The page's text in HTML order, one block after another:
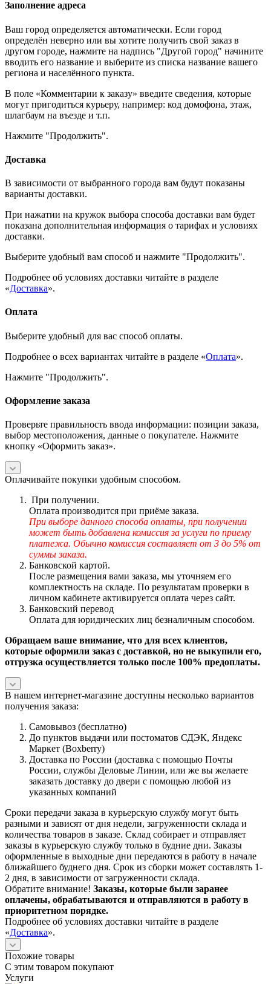
Заполнение адреса
Ваш город определяется автоматически. Если город
определён неверно или вы хотите получить свой заказ в
другом городе, нажмите на надпись "Другой город" начините
вводить его название и выберите из списка название вашего
региона и населённого пункта.
В поле «Комментарии к заказу» введите сведения, которые
могут пригодиться курьеру, например: код домофона, этаж,
шлагбаум на въезде и т.п.
Нажмите "Продолжить".
Доставка
В зависимости от выбранного города вам будут показаны
варианты доставки.
При нажатии на кружок выбора способа доставки вам будет
показана дополнительная информация о тарифах и условиях
доставки.
Выберите удобный вам способ и нажмите "Продолжить".
Подробнее об условиях доставки читайте в разделе
«Доставка».
Оплата
Выберите удобный для вас способ оплаты.
Подробнее о всех вариантах читайте в разделе «Оплата».
Нажмите "Продолжить".
Оформление заказа
Проверьте правильность ввода информации: позиции заказа,
выбор местоположения, данные о покупателе. Нажмите
кнопку «Оформить заказ».
Оплачивайте покупки удобным способом.
При получении.
Оплата производится при приёме заказа.
При выборе данного способа оплаты, при получении
может быть добавлена комиссия за услуги по приему
платежа. Обычно комиссия составляет от 3 до 5% от
суммы заказа.
Банковской картой.
После размещения вами заказа, мы уточняем его
комплектность на складе. По результатам проверки в
личном кабинете активируется оплата через сайт.
Банковский перевод
Оплата для юридических лиц безналичным способом.
Обращаем ваше внимание, что для всех клиентов,
которые оформили заказ с доставкой, но не выкупили его,
отгрузка осуществляется только после 100% предоплаты.
В нашем интернет-магазине доступны несколько вариантов
получения заказа:
Самовывоз (бесплатно)
До пунктов выдачи или постоматов СДЭК, Яндекс
Маркет (Boxberry)
Доставка по России (доставка с помощью Почты
России, службы Деловые Линии, или же вы желаете
заказать доставку до двери с помощью любой из
указанных компаний
Сроки передачи заказа в курьерскую службу могут быть
разными и зависят от дня недели, загруженности склада и
количества товаров в заказе. Склад собирает и отправляет
заказы в курьерскую службу только в будние дни. Заказы
оформленные в выходные дни передаются в работу в начале
ближайшего буднего дня. Срок из сборки может составлять 1-
2 дня, в зависимости от загруженности склада.
Обратите внимание! Заказы, которые были заранее
оплачены, обрабатываются и отправляются в работу в
приоритетном порядке.
Подробнее об условиях доставки читайте в разделе
«Доставка».
Похожие товары
С этим товаром покупают
Услуги